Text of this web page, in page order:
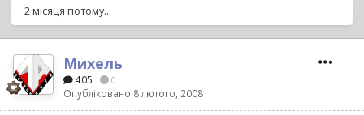
2 місяця потому...
Михель
405 0
Опубліковано 8 лютого, 2008